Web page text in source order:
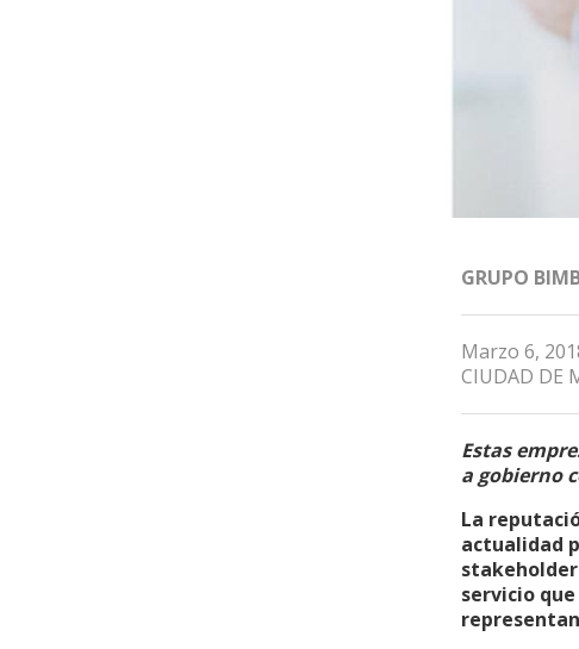
GRUPO
Marzo 6,
CIUDAD DE
Estas
a gobierno
La
actualidad
servicio